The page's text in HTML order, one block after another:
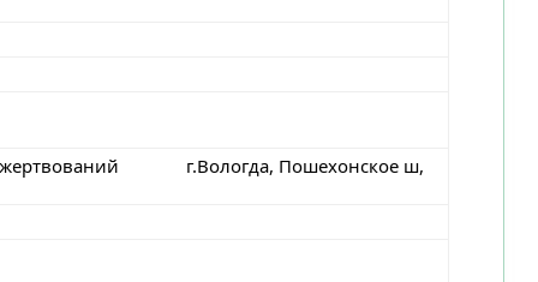
г.Вологда, Пошехонское ш,